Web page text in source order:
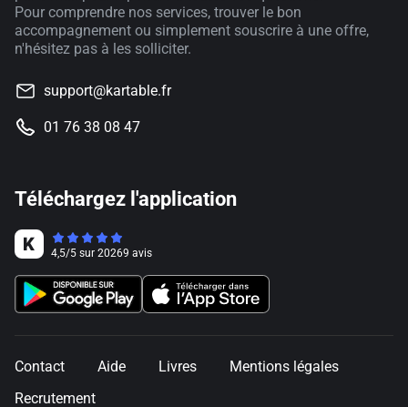
Pour comprendre nos services, trouver le bon
accompagnement ou simplement souscrire à une offre,
n'hésitez pas à les solliciter.
support@kartable.fr
01 76 38 08 47
Téléchargez l'application
4,5/5 sur 20269 avis
Contact Aide Livres
Mentions légales
Recrutement